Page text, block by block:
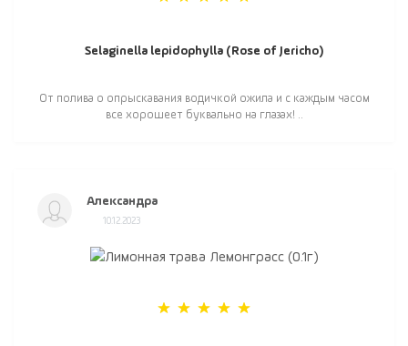
Selaginella lepidophylla (Rose of Jericho)
От полива о опрыскавания водичкой ожила и с каждым часом
все хорошеет буквально на глазах! ..
Александра
10.12.2023